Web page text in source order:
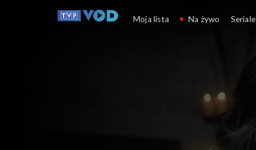
Moja lista Na żywo Seriale